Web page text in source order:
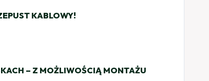
KABLOWY!
– Z MOŻLIWOŚCIĄ MONTAŻU